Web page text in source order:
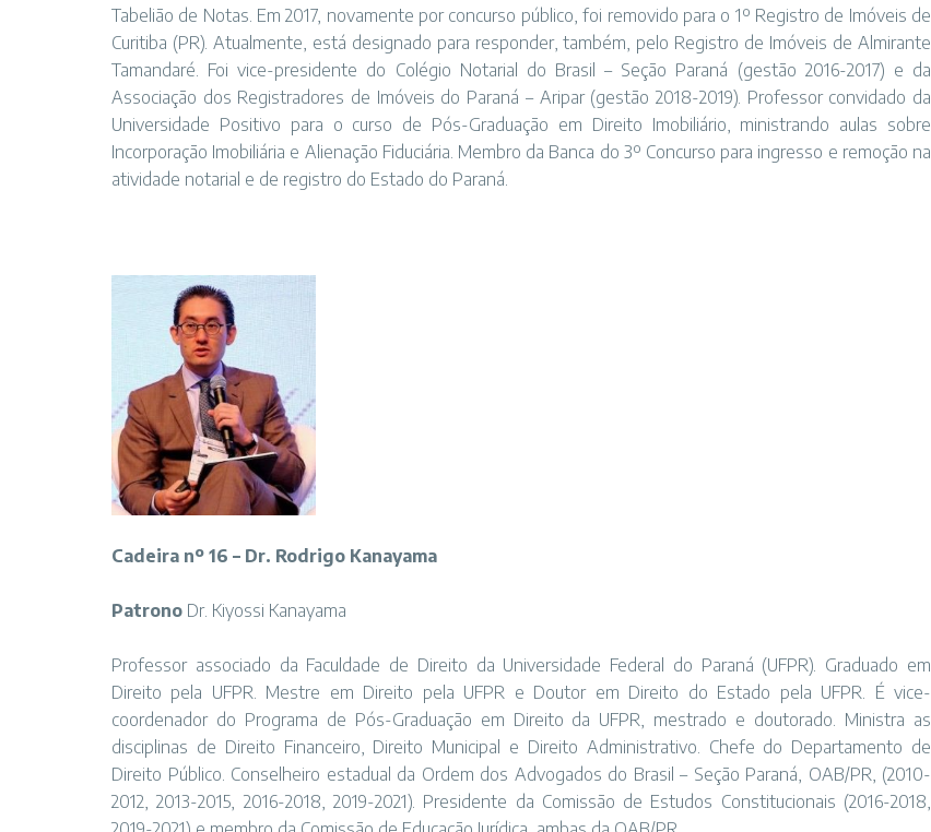
Tabelião de Notas. Em 2017, novamente por concurso público, foi removido para o 1º Registro de Imóveis de
Curitiba (PR). Atualmente, está designado para responder, também, pelo Registro de Imóveis de Almirante
Tamandaré. Foi vice-presidente do Colégio Notarial do Brasil – Seção Paraná (gestão 2016-2017) e da
Associação dos Registradores de Imóveis do Paraná – Aripar (gestão 2018-2019). Professor convidado da
Universidade Positivo para o curso de Pós-Graduação em Direito Imobiliário, ministrando aulas sobre
Incorporação Imobiliária e Alienação Fiduciária. Membro da Banca do 3º Concurso para ingresso e remoção na
atividade notarial e de registro do Estado do Paraná.
Cadeira nº 16 – Dr. Rodrigo Kanayama
Patrono Dr. Kiyossi Kanayama
Professor associado da Faculdade de Direito da Universidade Federal do Paraná (UFPR). Graduado em
Direito pela UFPR. Mestre em Direito pela UFPR e Doutor em Direito do Estado pela UFPR. É vice-
coordenador do Programa de Pós-Graduação em Direito da UFPR, mestrado e doutorado. Ministra as
disciplinas de Direito Financeiro, Direito Municipal e Direito Administrativo. Chefe do Departamento de
Direito Público. Conselheiro estadual da Ordem dos Advogados do Brasil – Seção Paraná, OAB/PR, (2010-
2012, 2013-2015, 2016-2018, 2019-2021). Presidente da Comissão de Estudos Constitucionais (2016-2018,